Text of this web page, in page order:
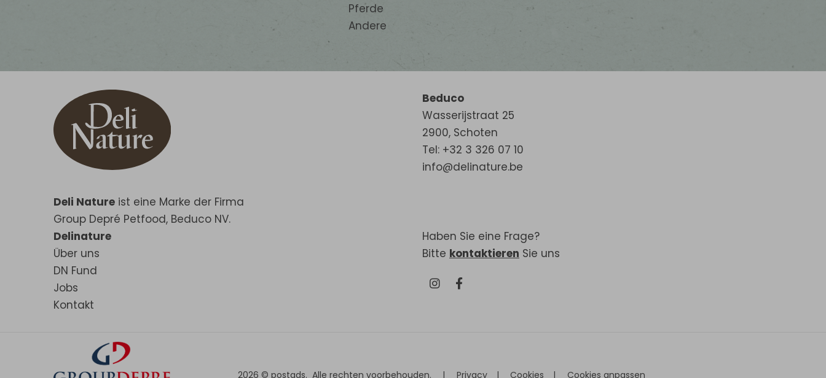
Pferde
Andere
Deli Nature ist eine Marke der Firma
Group Depré Petfood, Beduco NV.
Beduco
Wasserijstraat 25
2900, Schoten
Tel: +32 3 326 07 10
info@delinature.be
Delinature
Über uns
DN Fund
Jobs
Kontakt
Haben Sie eine Frage?
Bitte kontaktieren Sie uns
2026 © postads. Alle rechten voorbehouden. | Privacy | Cookies | Cookies anpassen